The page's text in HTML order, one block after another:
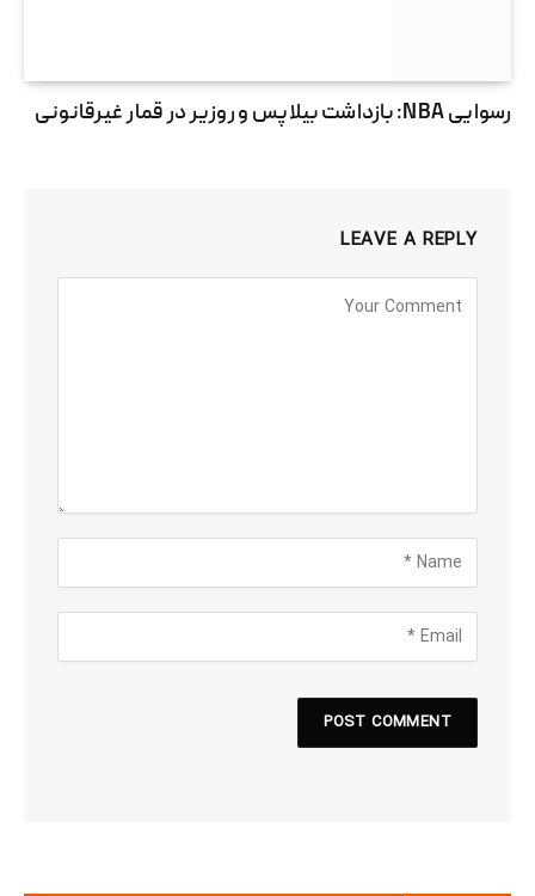
رسوایی NBA: بازداشت بیلاپس و روزیر در قمار غیرقانونی
LEAVE A REPLY